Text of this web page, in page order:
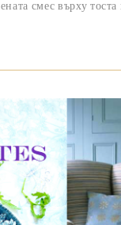
смес върху